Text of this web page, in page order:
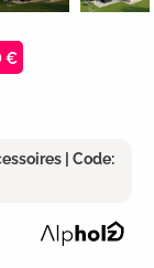
€
| Code: